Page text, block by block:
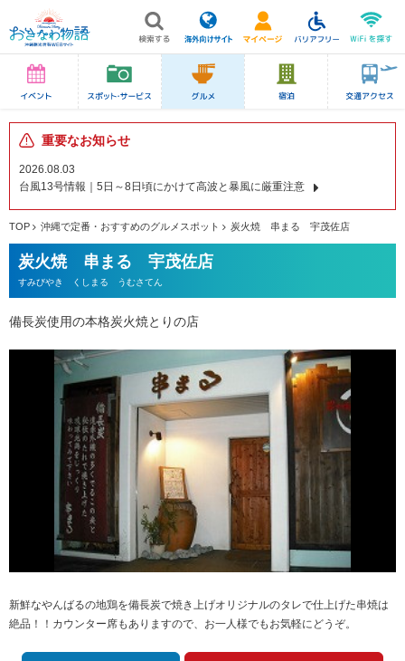
重要なお知らせ
2026.08.03
台風13号情報｜5日～8日頃にかけて高波と暴風に厳重注意
TOP 沖縄で定番・おすすめのグルメスポット 炭火焼 串まる 宇茂佐店
炭火焼 串まる 宇茂佐店
すみびやき くしまる うむさてん
備長炭使用の本格炭火焼とりの店
新鮮なやんばるの地鶏を備長炭で焼き上げオリジナルのタレで仕上げた串焼は
絶品！！カウンター席もありますので、お一人様でもお気軽にどうぞ。